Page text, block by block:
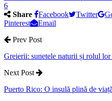
6
Share
Facebook Twitter
Pinterest
Email
Prev Post
Greierii: sunetele naturii și rolul
Next Post
Puerto Rico: O insulă plină de